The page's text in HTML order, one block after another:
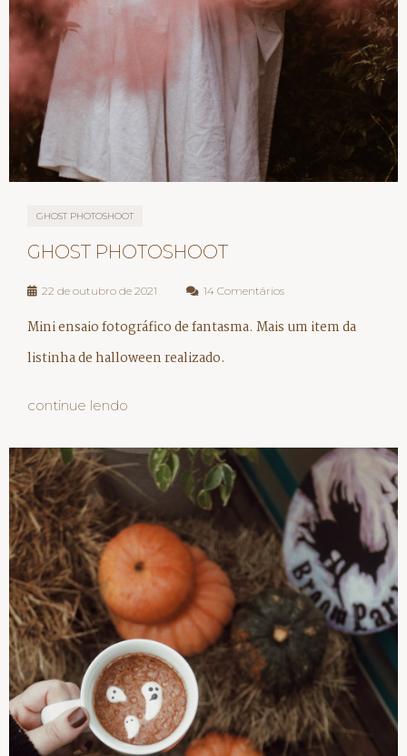
GHOST PHOTOSHOOT
GHOST PHOTOSHOOT
22 de outubro de 2021 14 Comentários
Mini ensaio fotográfico de fantasma. Mais um item da
listinha de halloween realizado.
continue lendo